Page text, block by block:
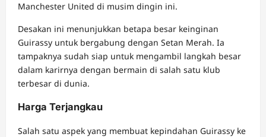
Manchester United di musim dingin ini.
Desakan ini menunjukkan betapa besar keinginan
Guirassy untuk bergabung dengan Setan Merah. Ia
tampaknya sudah siap untuk mengambil langkah besar
dalam karirnya dengan bermain di salah satu klub
terbesar di dunia.
Harga Terjangkau
Salah satu aspek yang membuat kepindahan Guirassy ke